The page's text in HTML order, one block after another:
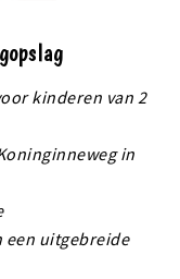
kinderen van 2
in
een uitgebreide